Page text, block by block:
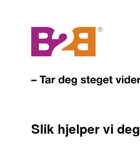
Slik hjelper vi deg